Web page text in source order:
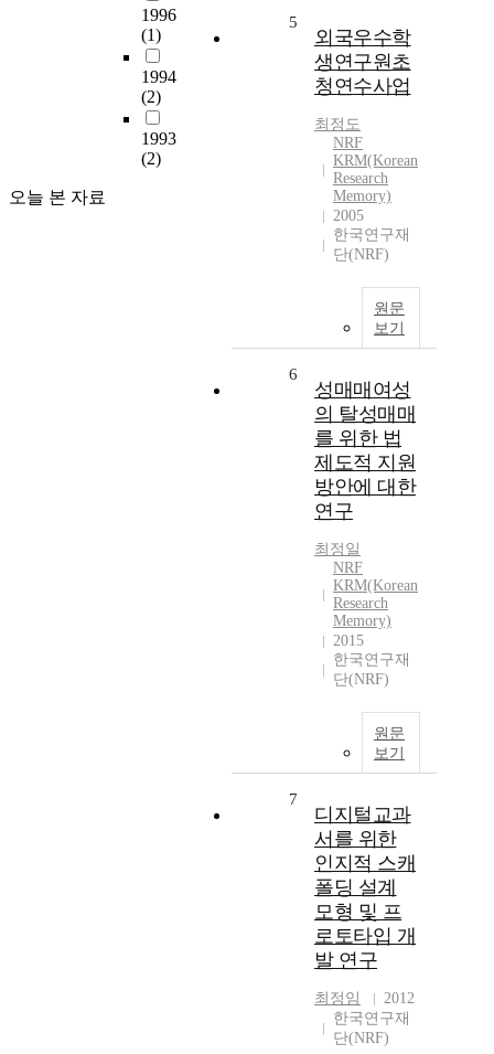
1996
(1)
1994
(2)
1993
(2)
오늘 본 자료
5
외국우수학
생연구원초
청연수사업
최정도
NRF
KRM(Korean
Research
Memory)
2005
한국연구재
단(NRF)
원문
보기
6
성매매여성
의 탈성매매
를 위한 법
제도적 지원
방안에 대한
연구
최정일
NRF
KRM(Korean
Research
Memory)
2015
한국연구재
단(NRF)
원문
보기
7
디지털교과
서를 위한
인지적 스캐
폴딩 설계
모형 및 프
로토타입 개
발 연구
최정임
2012
한국연구재
단(NRF)